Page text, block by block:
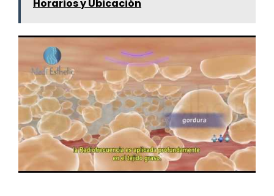
Horarios y Ubicación